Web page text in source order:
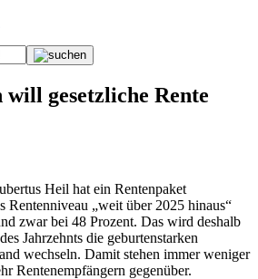
gesetzliche Rente
Heil hat ein Rentenpaket
Rentenniveau „weit über 2025 hinaus“
zwar bei 48 Prozent. Das wird deshalb
Jahrzehnts die geburtenstarken
wechseln. Damit stehen immer weniger
Rentenempfängern gegenüber.